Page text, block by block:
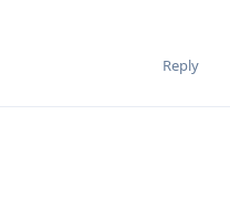
Reply